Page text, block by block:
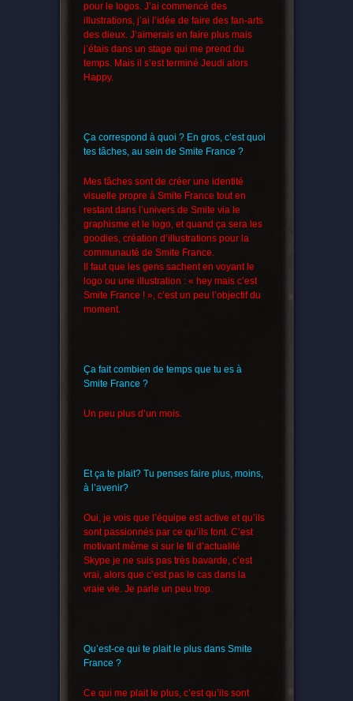
pour le logos. J’ai commencé des
illustrations, j’ai l’idée de faire des fan-arts
des dieux. J’aimerais en faire plus mais
j’étais dans un stage qui me prend du
temps. Mais il s’est terminé Jeudi alors
Happy.
Ça correspond à quoi ? En gros, c’est quoi
tes tâches, au sein de Smite France ?
Mes tâches sont de créer une identité
visuelle propre à Smite France tout en
restant dans l’univers de Smite via le
graphisme et le logo, et quand ça sera les
goodies, création d’illustrations pour la
communauté de Smite France.
Il faut que les gens sachent en voyant le
logo ou une illustration : « hey mais c’est
Smite France ! », c’est un peu l’objectif du
moment.
Ça fait combien de temps que tu es à
Smite France ?
Un peu plus d’un mois.
Et ça te plait? Tu penses faire plus, moins,
à l’avenir?
Oui, je vois que l’équipe est active et qu’ils
sont passionnés par ce qu’ils font. C’est
motivant même si sur le fil d’actualité
Skype je ne suis pas très bavarde, c’est
vrai, alors que c’est pas le cas dans la
vraie vie. Je parle un peu trop.
Qu’est-ce qui te plait le plus dans Smite
France ?
Ce qui me plait le plus, c’est qu’ils sont